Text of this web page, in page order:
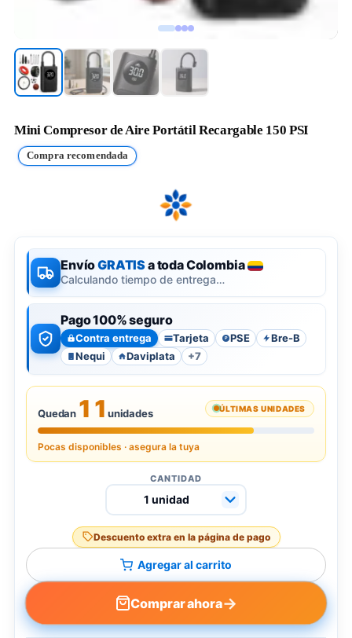
Mini Compresor de Aire Portátil Recargable 150 PSI
Compra recomendada
EnvíoGRATISa toda Colombia
Calculando tiempo de entrega…
Pago 100% seguro
Contra entrega Tarjeta P PSE
Bre-B
Nequi
Daviplata +7
Quedan 11 unidades ÚLTIMAS UNIDADES
Pocas disponibles · asegura la tuya
CANTIDAD
Descuento extra en la página de pago
Agregar al carrito
Comprar ahora→